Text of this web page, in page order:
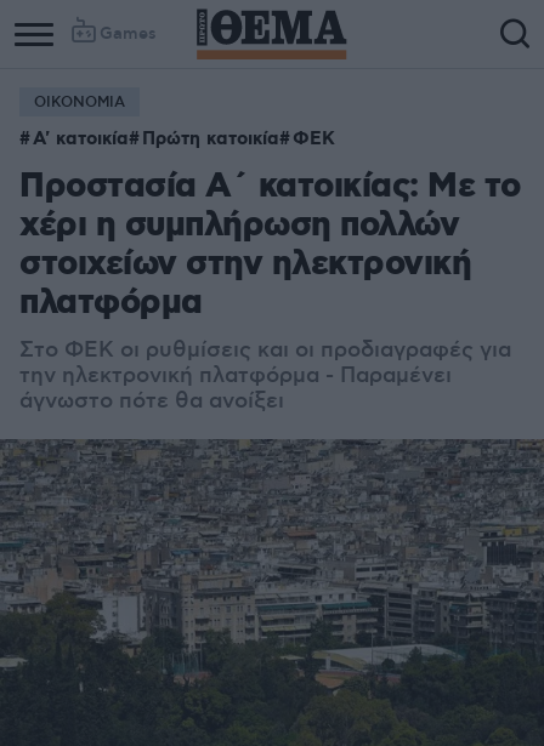
Games
Column
1
Column
2
ΟΙΚΟΝΟΜΙΑ
Α' κατοικία Πρώτη κατοικία ΦΕΚ
Προστασία Α΄ κατοικίας: Με το
χέρι η συμπλήρωση πολλών
στοιχείων στην ηλεκτρονική
πλατφόρμα
Στο ΦΕΚ οι ρυθμίσεις και οι προδιαγραφές για
την ηλεκτρονική πλατφόρμα - Παραμένει
άγνωστο πότε θα ανοίξει